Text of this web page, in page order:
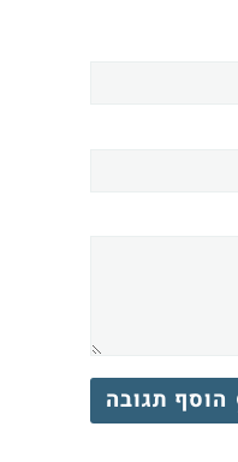
הוסף תגובה